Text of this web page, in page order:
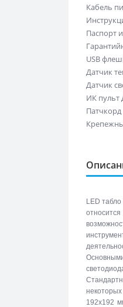
Кабель
Паспорт
USB
Датчик
Датчик
ИК пульт
Патчкорд
LED
192х192